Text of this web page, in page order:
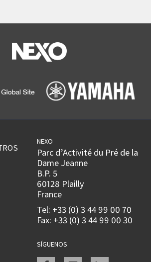
NEXO
Parc d’Activité du Pré de la
Dame Jeanne
B.P. 5
60128 Plailly
France
Tel: +33 (0) 3 44 99 00 70
Fax: +33 (0) 3 44 99 00 30
SÍGUENOS